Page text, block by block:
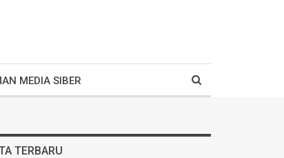
MEDIA SIBER
TERBARU